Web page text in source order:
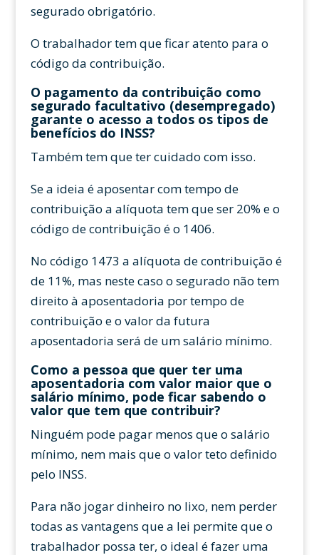
segurado obrigatório.
O trabalhador tem que ficar atento para o
código da contribuição.
O pagamento da contribuição como
segurado facultativo (desempregado)
garante o acesso a todos os tipos de
benefícios do INSS?
Também tem que ter cuidado com isso.
Se a ideia é aposentar com tempo de
contribuição a alíquota tem que ser 20% e o
código de contribuição é o 1406.
No código 1473 a alíquota de contribuição é
de 11%, mas neste caso o segurado não tem
direito à aposentadoria por tempo de
contribuição e o valor da futura
aposentadoria será de um salário mínimo.
Como a pessoa que quer ter uma
aposentadoria com valor maior que o
salário mínimo, pode ficar sabendo o
valor que tem que contribuir?
Ninguém pode pagar menos que o salário
mínimo, nem mais que o valor teto definido
pelo INSS.
Para não jogar dinheiro no lixo, nem perder
todas as vantagens que a lei permite que o
trabalhador possa ter, o ideal é fazer uma